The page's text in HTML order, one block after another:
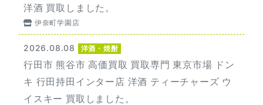
洋酒 買取しました。
伊奈町学園店
2026.08.08 洋酒・焼酎
行田市 熊谷市 高価買取 買取専門 東京市場 ドン
キ 行田持田インター店 洋酒 ティーチャーズ ウ
イスキー 買取しました。